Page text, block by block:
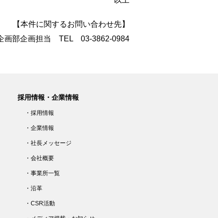
【本件に関するお問い合わせ先】
画部企画担当 TEL 03-3862-0984
採用情報・企業情報
・採用情報
・企業情報
・社長メッセージ
・会社概要
・事業所一覧
・沿革
・CSR活動